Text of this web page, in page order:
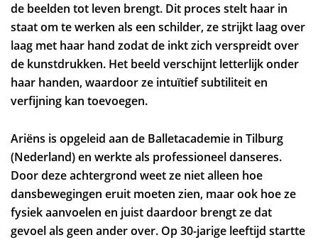
de beelden tot leven brengt. Dit proces stelt haar in
staat om te werken als een schilder, ze strijkt laag over
laag met haar hand zodat de inkt zich verspreidt over
de kunstdrukken. Het beeld verschijnt letterlijk onder
haar handen, waardoor ze intuïtief subtiliteit en
verfijning kan toevoegen.
Ariëns is opgeleid aan de Balletacademie in Tilburg
(Nederland) en werkte als professioneel danseres.
Door deze achtergrond weet ze niet alleen hoe
dansbewegingen eruit moeten zien, maar ook hoe ze
fysiek aanvoelen en juist daardoor brengt ze dat
gevoel als geen ander over. Op 30-jarige leeftijd startte